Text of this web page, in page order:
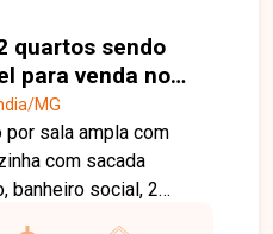
quartos sendo
para venda no
MG
sala ampla com
com sacada
banheiro social, 2